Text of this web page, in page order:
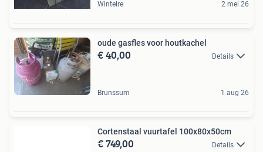
Wintelre 2 mei 26
oude gasfles voor houtkachel
€ 40,00 Details
Brunssum 1 aug 26
Cortenstaal vuurtafel 100x80x50cm
€ 749,00 Details